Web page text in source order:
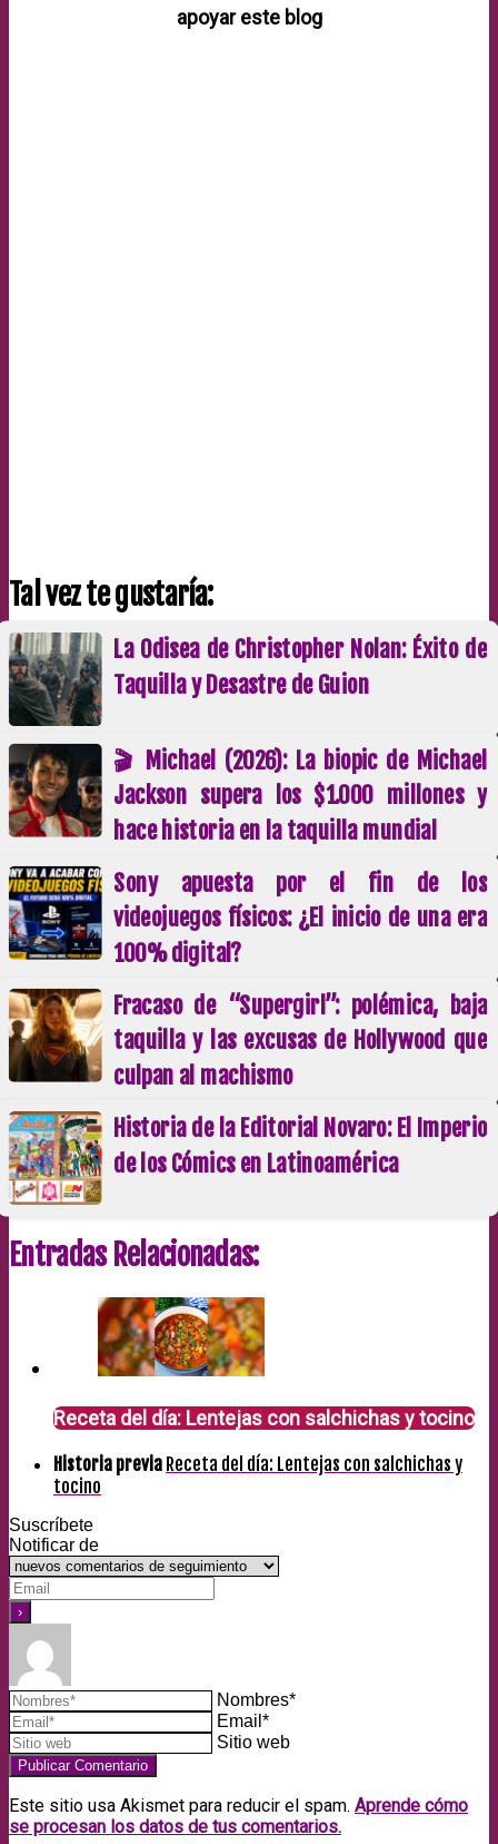
apoyar este blog
Tal vez te gustaría:
La Odisea de Christopher Nolan: Éxito de
Taquilla y Desastre de Guion
🎬 Michael (2026): La biopic de Michael
Jackson supera los $1.000 millones y
hace historia en la taquilla mundial
Sony apuesta por el fin de los
videojuegos físicos: ¿El inicio de una era
100% digital?
Fracaso de “Supergirl”: polémica, baja
taquilla y las excusas de Hollywood que
culpan al machismo
Historia de la Editorial Novaro: El Imperio
de los Cómics en Latinoamérica
Entradas Relacionadas:
Receta del día: Lentejas con salchichas y tocino
Historia previa Receta del día: Lentejas con salchichas y
tocino
Suscríbete
Notificar de
Nombres*
Email*
Sitio web
Este sitio usa Akismet para reducir el spam. Aprende cómo
se procesan los datos de tus comentarios.